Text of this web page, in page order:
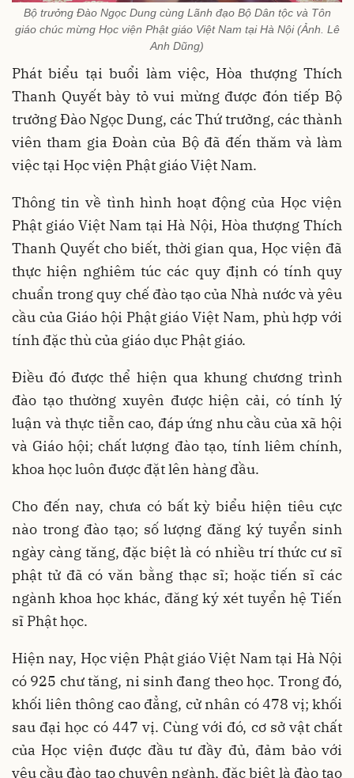
Bộ trưởng Đào Ngọc Dung cùng Lãnh đạo Bộ Dân tộc và Tôn
giáo chúc mừng Học viện Phật giáo Việt Nam tại Hà Nội (Ảnh. Lê
Anh Dũng)
Phát biểu tại buổi làm việc, Hòa thượng Thích
Thanh Quyết bày tỏ vui mừng được đón tiếp Bộ
trưởng Đào Ngọc Dung, các Thứ trưởng, các thành
viên tham gia Đoàn của Bộ đã đến thăm và làm
việc tại Học viện Phật giáo Việt Nam.
Thông tin về tình hình hoạt động của Học viện
Phật giáo Việt Nam tại Hà Nội, Hòa thượng Thích
Thanh Quyết cho biết, thời gian qua, Học viện đã
thực hiện nghiêm túc các quy định có tính quy
chuẩn trong quy chế đào tạo của Nhà nước và yêu
cầu của Giáo hội Phật giáo Việt Nam, phù hợp với
tính đặc thù của giáo dục Phật giáo.
Điều đó được thể hiện qua khung chương trình
đào tạo thường xuyên được hiện cải, có tính lý
luận và thực tiễn cao, đáp ứng nhu cầu của xã hội
và Giáo hội; chất lượng đào tạo, tính liêm chính,
khoa học luôn được đặt lên hàng đầu.
Cho đến nay, chưa có bất kỳ biểu hiện tiêu cực
nào trong đào tạo; số lượng đăng ký tuyển sinh
ngày càng tăng, đặc biệt là có nhiều trí thức cư sĩ
phật tử đã có văn bằng thạc sĩ; hoặc tiến sĩ các
ngành khoa học khác, đăng ký xét tuyển hệ Tiến
sĩ Phật học.
Hiện nay, Học viện Phật giáo Việt Nam tại Hà Nội
có 925 chư tăng, ni sinh đang theo học. Trong đó,
khối liên thông cao đẳng, cử nhân có 478 vị; khối
sau đại học có 447 vị. Cùng với đó, cơ sở vật chất
của Học viện được đầu tư đầy đủ, đảm bảo với
yêu cầu đào tạo chuyên ngành, đặc biệt là đào tạo